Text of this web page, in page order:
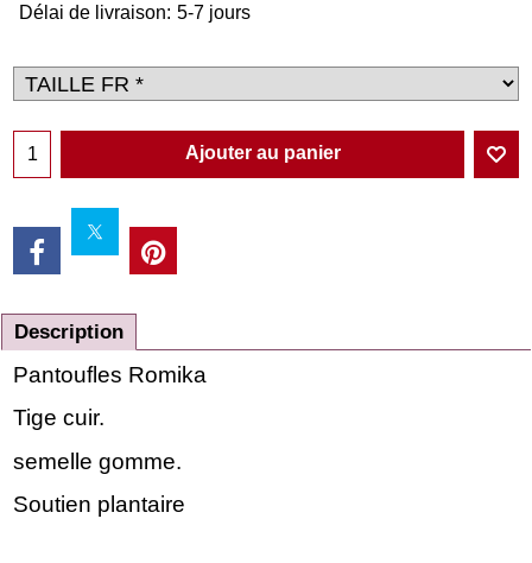
Délai de livraison: 5-7 jours
Ajouter au panier
Description
Pantoufles Romika
Tige cuir.
semelle gomme.
Soutien plantaire